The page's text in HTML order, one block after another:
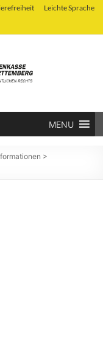
Leichte Sprache
MENU
>